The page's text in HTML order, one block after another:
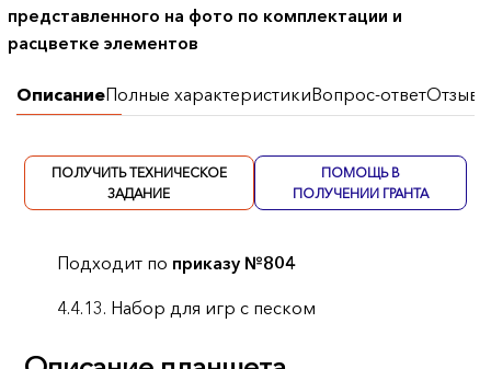
представленного на фото по комплектации и
расцветке элементов
ОписаниеПолные характеристикиВопрос-ответОтзывы
ПОЛУЧИТЬ ТЕХНИЧЕСКОЕ
ЗАДАНИЕ
ПОМОЩЬ В
ПОЛУЧЕНИИ ГРАНТА
Подходит по приказу №804
4.4.13. Набор для игр с песком